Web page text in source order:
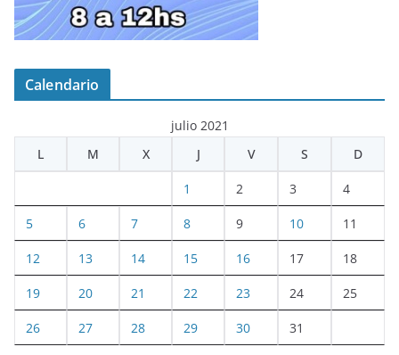
Calendario
julio 2021
L
M X J V S D
1 2 3 4
5 6 7 8 9 10 11
12 13 14 15 16 17 18
19 20 21 22 23 24 25
26 27 28 29 30 31